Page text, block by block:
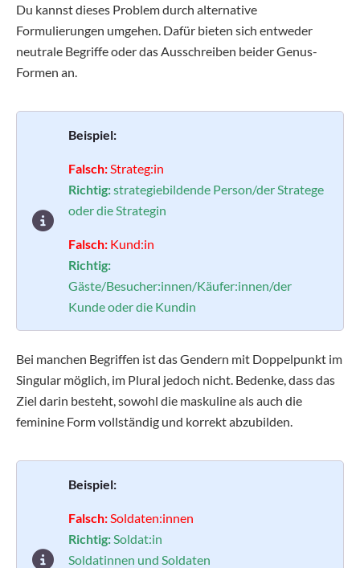
Du kannst dieses Problem durch alternative
Formulierungen umgehen. Dafür bieten sich entweder
neutrale Begriffe oder das Ausschreiben beider Genus-
Formen an.
Beispiel:
Falsch: Strateg:in
Richtig:strategiebildende Person/der Stratege
oder die Strategin
Falsch: Kund:in
Richtig:
Gäste/Besucher:innen/Käufer:innen/der
Kunde oder die Kundin
Bei manchen Begriffen ist das Gendern mit Doppelpunkt im
Singular möglich, im Plural jedoch nicht. Bedenke, dass das
Ziel darin besteht, sowohl die maskuline als auch die
feminine Form vollständig und korrekt abzubilden.
Beispiel:
Falsch: Soldaten:innen
Richtig: Soldat:in
Soldatinnen und Soldaten